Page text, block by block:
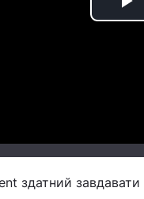
здатний завдавати